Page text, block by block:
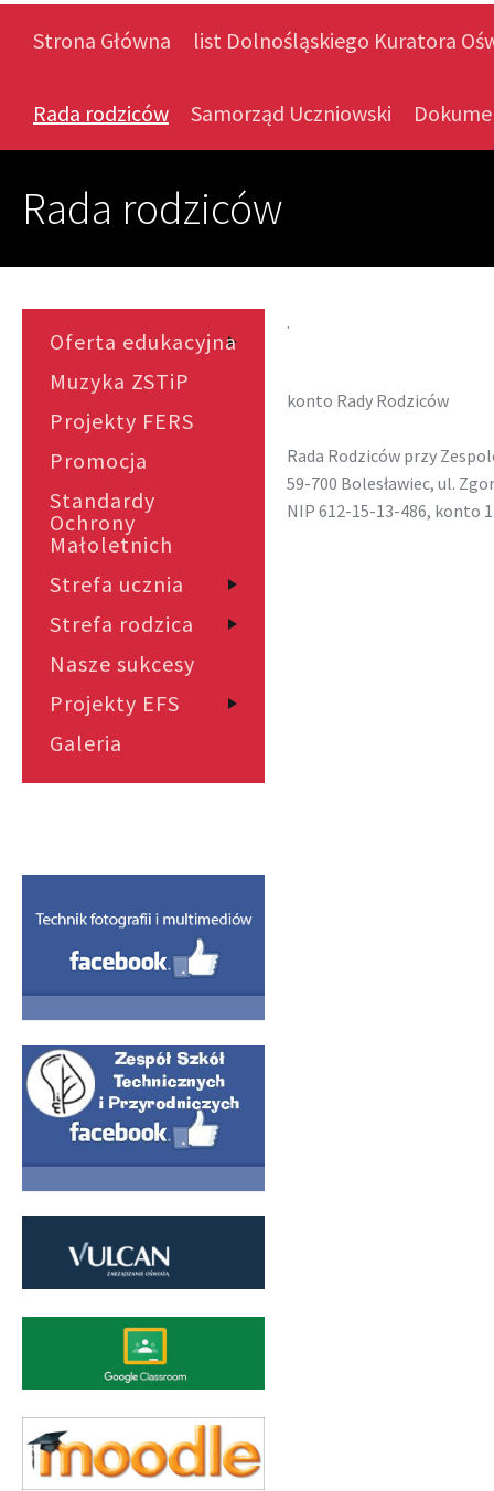
Strona Główna list Dolnośląskiego Kuratora
Rada rodziców Samorząd Uczniowski
Rada rodziców
Oferta edukacyjna
Muzyka ZSTiP
Projekty FERS
Promocja
Standardy
Ochrony
Małoletnich
Strefa ucznia
Strefa rodzica
Nasze sukcesy
Projekty EFS
Galeria
.
konto Rady Rodziców
Rada Rodziców przy
59-700 Bolesławiec, ul.
NIP 612-15-13-486, konto